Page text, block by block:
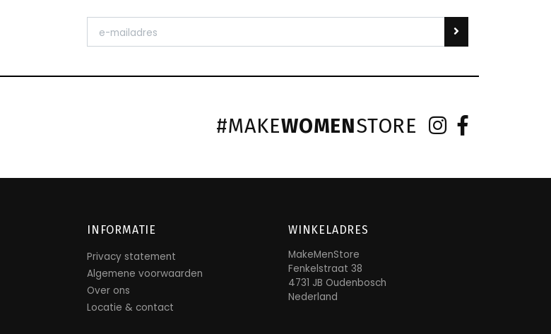
#MAKEWOMENSTORE
INFORMATIE
Privacy statement
Algemene voorwaarden
Over ons
Locatie & contact
WINKELADRES
MakeMenStore
Fenkelstraat 38
4731 JB Oudenbosch
Nederland